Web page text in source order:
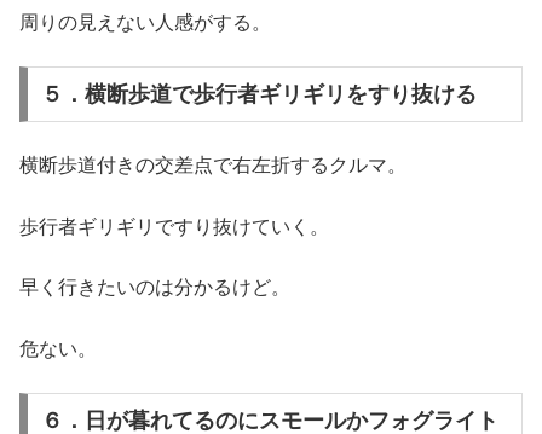
周りの見えない人感がする。
５．横断歩道で歩行者ギリギリをすり抜ける
横断歩道付きの交差点で右左折するクルマ。
歩行者ギリギリですり抜けていく。
早く行きたいのは分かるけど。
危ない。
６．日が暮れてるのにスモールかフォグライト